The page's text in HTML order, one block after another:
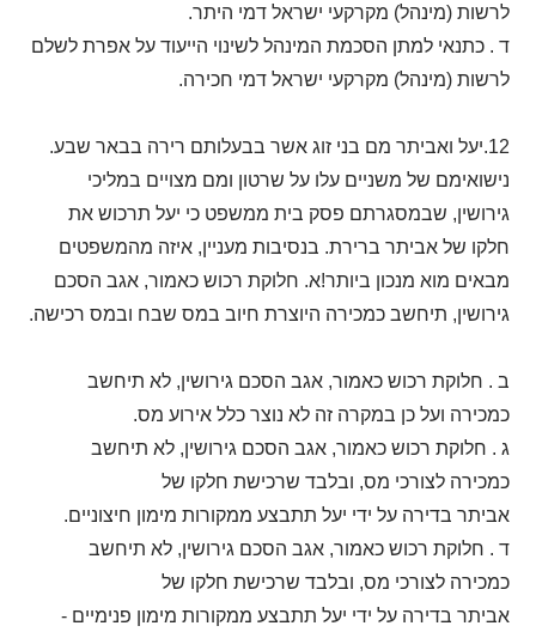
לרשות (מינהל) מקרקעי ישראל דמי היתר.
ד . כתנאי למתן הסכמת המינהל לשינוי הייעוד על אפרת לשלם
לרשות (מינהל) מקרקעי ישראל דמי חכירה.
12.יעל ואביתר מם בני זוג אשר בבעלותם רירה בבאר שבע.
נישואימם של משניים עלו על שרטון ומם מצויים במליכי
גירושין, שבמסגרתם פסק בית ממשפט כי יעל תרכוש את
חלקו של אביתר ברירת. בנסיבות מעניין, איזה מהמשפטים
מבאים מוא מנכון ביותר!א. חלוקת רכוש כאמור, אגב הסכם
גירושין, תיחשב כמכירה היוצרת חיוב במס שבח ובמס רכישה.
ב . חלוקת רכוש כאמור, אגב הסכם גירושין, לא תיחשב
כמכירה ועל כן במקרה זה לא נוצר כלל אירוע מס.
ג . חלוקת רכוש כאמור, אגב הסכם גירושין, לא תיחשב
כמכירה לצורכי מס, ובלבד שרכישת חלקו של
אביתר בדירה על ידי יעל תתבצע ממקורות מימון חיצוניים.
ד . חלוקת רכוש כאמור, אגב הסכם גירושין, לא תיחשב
כמכירה לצורכי מס, ובלבד שרכישת חלקו של
אביתר בדירה על ידי יעל תתבצע ממקורות מימון פנימיים -